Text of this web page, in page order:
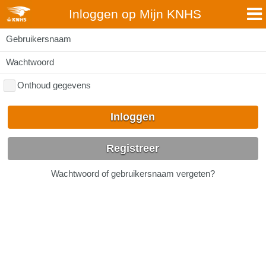
Inloggen op Mijn KNHS
Gebruikersnaam
Wachtwoord
Onthoud gegevens
Inloggen
Registreer
Wachtwoord of gebruikersnaam vergeten?